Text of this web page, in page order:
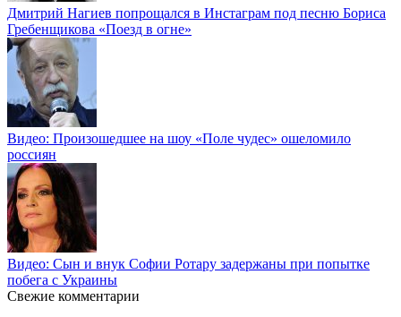
Дмитрий Нагиев попрощался в Инстаграм под песню Бориса
Гребенщикова «Поезд в огне»
Видео: Произошедшее на шоу «Поле чудес» ошеломило
россиян
Видео: Сын и внук Софии Ротару задержаны при попытке
побега с Украины
Свежие комментарии